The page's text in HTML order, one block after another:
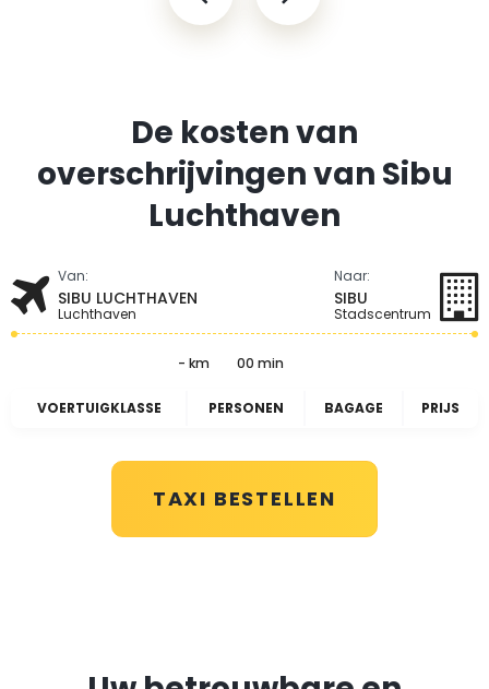
De kosten van
overschrijvingen van Sibu
Luchthaven
Van:
SIBU LUCHTHAVEN
Luchthaven
Naar:
SIBU
Stadscentrum
- km 00 min
VOERTUIGKLASSE PERSONEN BAGAGE PRIJS
TAXI BESTELLEN